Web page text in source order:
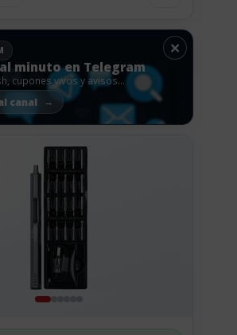
×
minuto en Telegram
cupones vivos y avisos
vuelen.
canal